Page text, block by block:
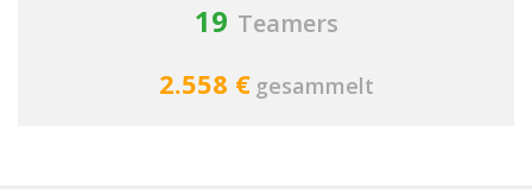
19 Teamers
2.558 € gesammelt